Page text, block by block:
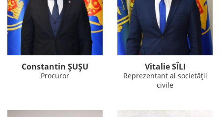
Constantin ȘUȘU
Procuror
Vitalie SÎLI
Reprezentant al societății
civile